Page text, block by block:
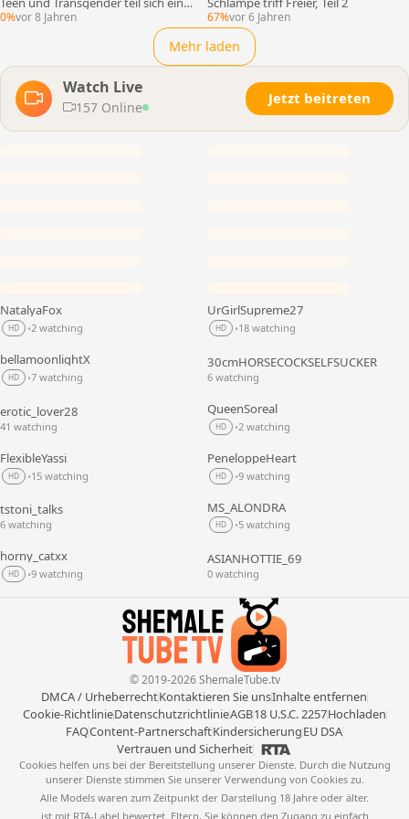
Schlampe
0%vor 8 Jahren 67%vor 6 Jahren
Mehr laden
Watch Live
157 Online
Jetzt beitreten
NatalyaFox
HD •2 watching
UrGirlSupreme27
HD •18 watching
bellamoonlightX
HD •7 watching
LIVE
30cmHORSECOCKSELFSUCKER
6 watching
erotic_lover28
41 watching
QueenSoreal
HD •2 watching
FlexibleYassi
HD •15 watching
PeneloppeHeart
HD •9 watching
tstoni_talks
6 watching
MS_ALONDRA
HD •5 watching
horny_catxx
HD •9 watching
ASIANHOTTIE_69
0 watching
© 2019-2026 ShemaleTube.tv
DMCA / UrheberrechtKontaktieren Sie unsInhalte entfernen
Cookie-RichtlinieDatenschutzrichtlinieAGB18 U.S.C. 2257Hochladen
FAQContent-PartnerschaftKindersicherungEU DSA
Vertrauen und Sicherheit
Cookies helfen uns bei der Bereitstellung unserer Dienste. Durch die Nutzung
unserer Dienste stimmen Sie unserer Verwendung von Cookies zu.
Alle Models waren zum Zeitpunkt der Darstellung 18 Jahre oder älter.
ist mit RTA-Label bewertet. Eltern, Sie können den Zugang zu einfach